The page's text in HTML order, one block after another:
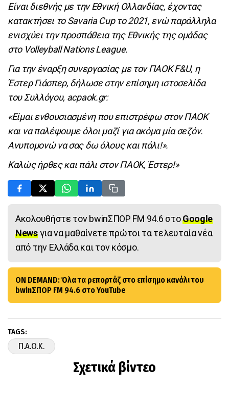
Είναι διεθνής με την Εθνική Ολλανδίας, έχοντας
κατακτήσει το Savaria Cup το 2021, ενώ παράλληλα
ενισχύει την προσπάθεια της Εθνικής της ομάδας
στο Volleyball Nations League.
Για την έναρξη συνεργασίας με τον ΠΑΟΚ F&U, η
Έστερ Γιάσπερ, δήλωσε στην επίσημη ιστοσελίδα
του Συλλόγου, acpaok.gr:
«Είμαι ενθουσιασμένη που επιστρέφω στον ΠΑΟΚ
και να παλέψουμε όλοι μαζί για ακόμα μία σεζόν.
Ανυπομονώ να σας δω όλους και πάλι!».
Καλώς ήρθες και πάλι στον ΠΑΟΚ, Έστερ!»
Ακολουθήστε τον bwinΣΠΟΡ FM 94.6 στοGoogle
Newsγια να μαθαίνετε πρώτοι τα τελευταία νέα
από την Ελλάδα και τον κόσμο.
ON DEMAND: Όλα τα ρεπορτάζ στο επίσημο κανάλι του
bwinΣΠΟΡ FM 94.6 στο YouTube
TAGS:
Π.Α.Ο.Κ.
Σχετικά βίντεο